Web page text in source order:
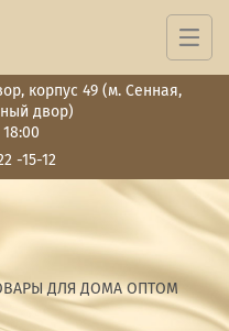
корпус 49 (м. Сенная,
двор)
-15-12
ДЛЯ ДОМА ОПТОМ